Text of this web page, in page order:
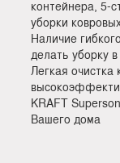
контейнера, 5-
уборки
Наличие
делать уборку
Легкая
KRAFT
Вашего дома